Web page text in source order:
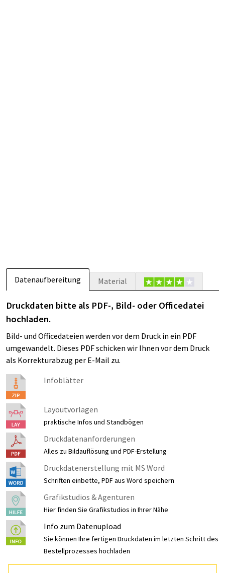
Datenaufbereitung Material
Druckdaten bitte als PDF-, Bild- oder Officedatei
hochladen.
Bild- und Officedateien werden vor dem Druck in ein PDF
umgewandelt. Dieses PDF schicken wir Ihnen vor dem Druck
als Korrekturabzug per E-Mail zu.
Infoblätter
Layoutvorlagen
praktische Infos und Standbögen
Druckdatenanforderungen
Alles zu Bildauflösung und PDF-Erstellung
Druckdatenerstellung mit MS Word
Schriften einbette, PDF aus Word speichern
Grafikstudios & Agenturen
Hier finden Sie Grafikstudios in Ihrer Nähe
Info zum Datenupload
Sie können Ihre fertigen Druckdaten im letzten Schritt des
Bestellprozesses hochladen